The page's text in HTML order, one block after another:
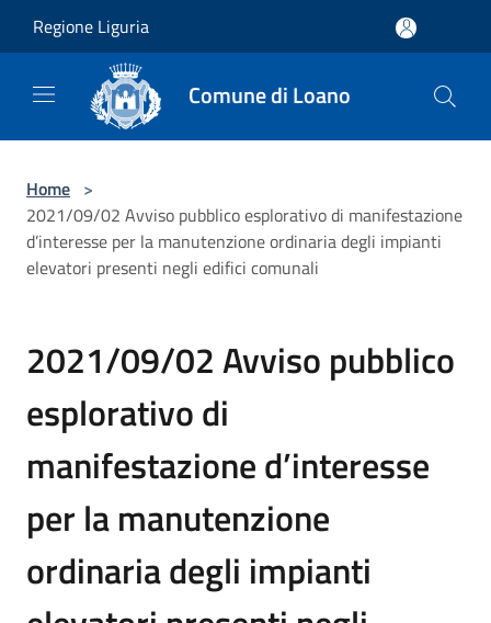
Regione Liguria
Comune di Loano
Home >
2021/09/02 Avviso pubblico esplorativo di manifestazione
d’interesse per la manutenzione ordinaria degli impianti
elevatori presenti negli edifici comunali
2021/09/02 Avviso pubblico
esplorativo di
manifestazione d’interesse
per la manutenzione
ordinaria degli impianti